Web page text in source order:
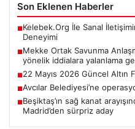
Son Eklenen Haberler
■Kelebek.Org İle Sanal
Deneyimi
■Mekke Ortak Savunma
yönelik iddialara yalanlama
■22 Mayıs 2026 Güncel Altın
■Avcılar Belediyesi’ne
■Beşiktaş’ın sağ kanat
Madrid’den sürpriz aday